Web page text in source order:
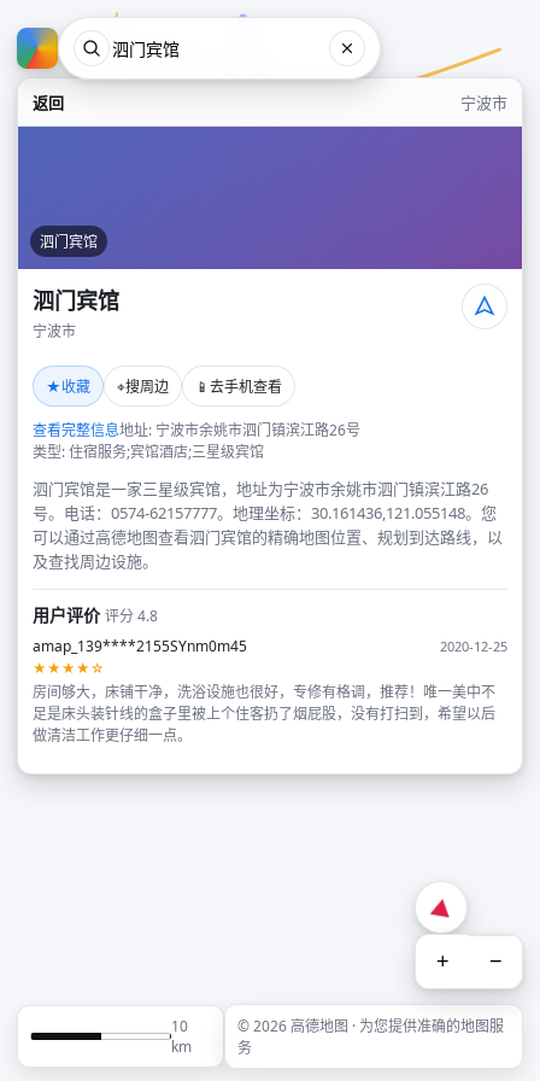
返回 宁波市
泗门宾馆
泗门宾馆
宁波市
★收藏 ⌖搜周边 📱 去手机查看
查看完整信息地址: 宁波市余姚市泗门镇滨江路26号
类型: 住宿服务;宾馆酒店;三星级宾馆
泗门宾馆是一家三星级宾馆，地址为宁波市余姚市泗门镇滨江路26
号。电话：0574-62157777。地理坐标：30.161436,121.055148。您
可以通过高德地图查看泗门宾馆的精确地图位置、规划到达路线，以
及查找周边设施。
用户评价评分 4.8
amap_139****2155SYnm0m45
2020-12-25
★★★★☆
房间够大，床铺干净，洗浴设施也很好，专修有格调，推荐！唯一美中不
足是床头装针线的盒子里被上个住客扔了烟屁股，没有打扫到，希望以后
做清洁工作更仔细一点。
+ −
10
km
© 2026 高德地图 · 为您提供准确的地图服
务